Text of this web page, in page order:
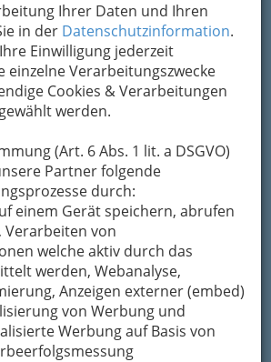
Ihrer Daten und Ihren
in der Datenschutzinformation.
Einwilligung jederzeit
einzelne Verarbeitungszwecke
Cookies & Verarbeitungen
werden.
(Art. 6 Abs. 1 lit. a DSGVO)
Partner folgende
durch:
einem Gerät speichern, abrufen
von
welche aktiv durch das
werden, Webanalyse,
Anzeigen externer (embed)
von Werbung und
Werbung auf Basis von
Firmenvor Spam-Mails zu
wir an dieser Stelle zur
Nachricht ein sicheres
Nachricht wird nach dem
Handelsges.m.b.H.